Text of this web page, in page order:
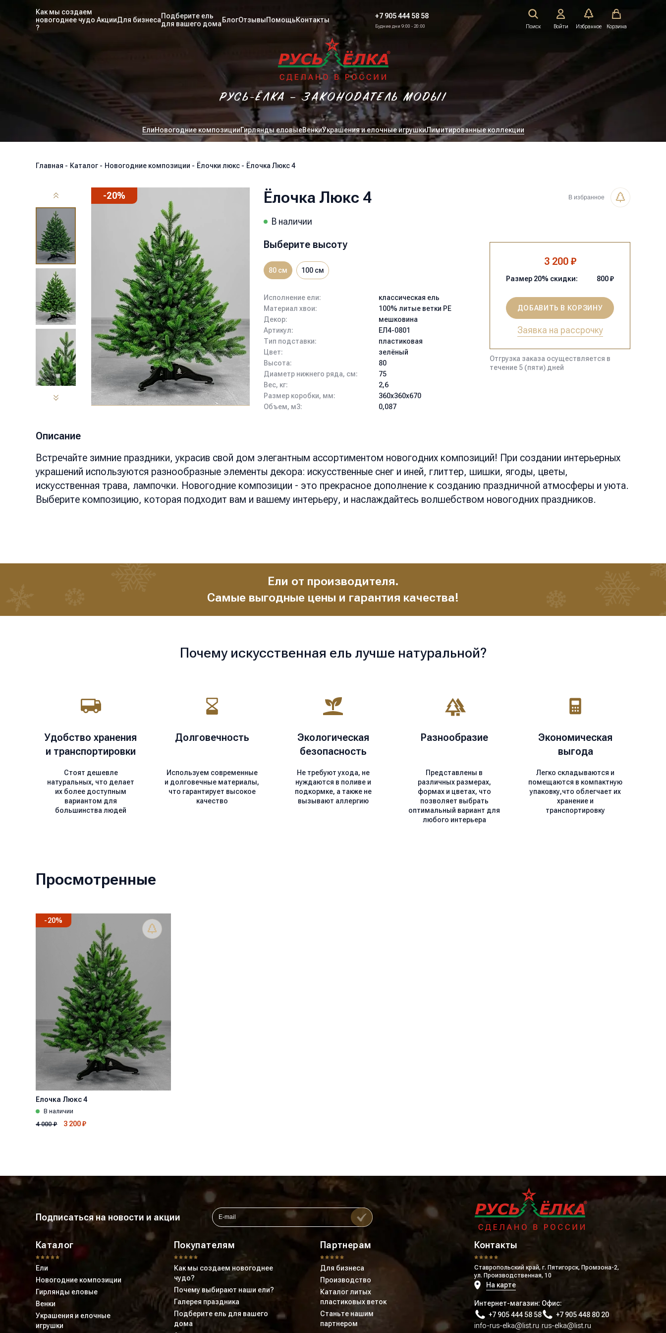
РУСЬ-ЁЛКА – ЗАКОНОДАТЕЛЬ МОДЫ!
Как мы создаем
новогоднее чудо
?
АкцииДля бизнесаПодберите ель
для вашего дома БлогОтзывыПомощьКонтакты +7 905 444 58 58
Будние дни 9:00 - 20:00 Поиск Войти Избранное Корзина
ЕлиНовогодние композицииГирлянды еловыеВенкиУкрашения и елочные игрушкиЛимитированные коллекции
Главная - Каталог - Новогодние композиции - Ёлочки люкс - Ёлочка Люкс 4
-20% Ёлочка Люкс 4
В наличии
В избранное
Выберите высоту
80 см 100 см
Исполнение ели:
классическая ель
Материал хвои:
100% литые ветки PE
Декор:
мешковина
Артикул:
ЕЛ4-0801
Тип подставки:
пластиковая
Цвет:
зелёный
Высота:
80
Диаметр нижнего ряда, см:
75
Вес, кг:
2,6
Размер коробки, мм:
360x360x670
Объем, м3:
0,087
3 200 ₽
Размер 20% скидки: 800₽
ДОБАВИТЬ В КОРЗИНУ
Заявка на рассрочку
Отгрузка заказа осуществляется в
течение 5 (пяти) дней
Описание
Встречайте зимние праздники, украсив свой дом элегантным ассортиментом новогодних композиций! При создании интерьерных
украшений используются разнообразные элементы декора: искусственные снег и иней, глиттер, шишки, ягоды, цветы,
искусственная трава, лампочки. Новогодние композиции - это прекрасное дополнение к созданию праздничной атмосферы и уюта.
Выберите композицию, которая подходит вам и вашему интерьеру, и наслаждайтесь волшебством новогодних праздников.
Ели от производителя.
Самые выгодные цены и гарантия качества!
Почему искусственная ель лучше натуральной?
Удобство хранения
и транспортировки
Стоят дешевле
натуральных, что делает
их более доступным
вариантом для
большинства людей
Долговечность
Используем современные
и долговечные материалы,
что гарантирует высокое
качество
Экологическая
безопасность
Не требуют ухода, не
нуждаются в поливе и
подкормке, а также не
вызывают аллергию
Разнообразие
Представлены в
различных размерах,
формах и цветах, что
позволяет выбрать
оптимальный вариант для
любого интерьера
Экономическая
выгода
Легко складываются и
помещаются в компактную
упаковку,что облегчает их
хранение и
транспортировку
Просмотренные
-20%
Ёлочка Люкс 4
В наличии
4 000₽ 3 200₽
Подписаться на новости и акции
Каталог
Ели
Новогодние композиции
Гирлянды еловые
Венки
Украшения и елочные
игрушки
Покупателям
Как мы создаем новогоднее
чудо?
Почему выбирают наши ели?
Галерея праздника
Подберите ель для вашего
дома
Партнерам
Для бизнеса
Производство
Каталог литых
пластиковых веток
Станьте нашим
партнером
Контакты
Ставропольский край, г. Пятигорск, Промзона-2,
ул. Производственная, 10
На карте
Интернет-магазин:
+7 905 444 58 58
info-rus-elka@list.ru
Офис:
+7 905 448 80 20
rus-elka@list.ru